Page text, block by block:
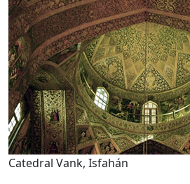
Catedral Vank, Isfahán